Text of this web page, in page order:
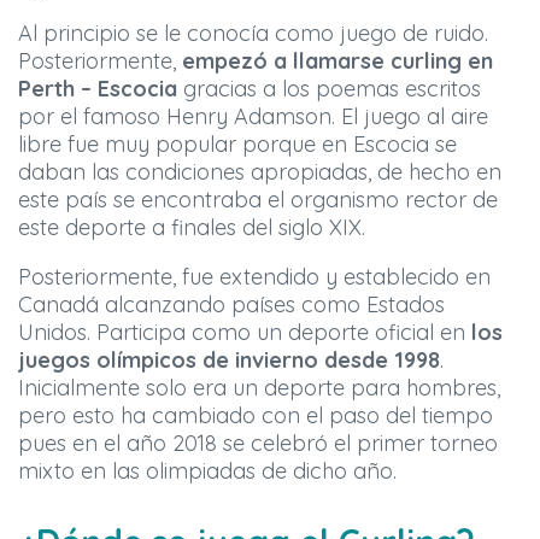
Al principio se le conocía como juego de ruido.
Posteriormente, empezó a llamarse curling en
Perth – Escocia gracias a los poemas escritos
por el famoso Henry Adamson. El juego al aire
libre fue muy popular porque en Escocia se
daban las condiciones apropiadas, de hecho en
este país se encontraba el organismo rector de
este deporte a finales del siglo XIX.
Posteriormente, fue extendido y establecido en
Canadá alcanzando países como Estados
Unidos. Participa como un deporte oficial en los
juegos olímpicos de invierno desde 1998.
Inicialmente solo era un deporte para hombres,
pero esto ha cambiado con el paso del tiempo
pues en el año 2018 se celebró el primer torneo
mixto en las olimpiadas de dicho año.